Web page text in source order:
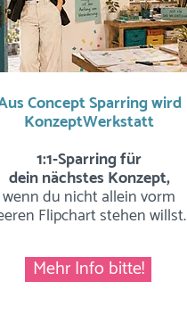
Concept Sparring wird
KonzeptWerkstatt
1:1-Sparring für
dein nächstes Konzept,
wenn du nicht allein vorm
Flipchart stehen willst.
Mehr Info bitte!